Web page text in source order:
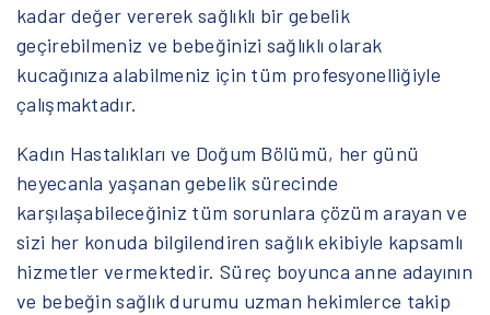
kadar değer vererek sağlıklı bir gebelik
geçirebilmeniz ve bebeğinizi sağlıklı olarak
kucağınıza alabilmeniz için tüm profesyonelliğiyle
çalışmaktadır.
Kadın Hastalıkları ve Doğum Bölümü, her günü
heyecanla yaşanan gebelik sürecinde
karşılaşabileceğiniz tüm sorunlara çözüm arayan ve
sizi her konuda bilgilendiren sağlık ekibiyle kapsamlı
hizmetler vermektedir. Süreç boyunca anne adayının
ve bebeğin sağlık durumu uzman hekimlerce takip